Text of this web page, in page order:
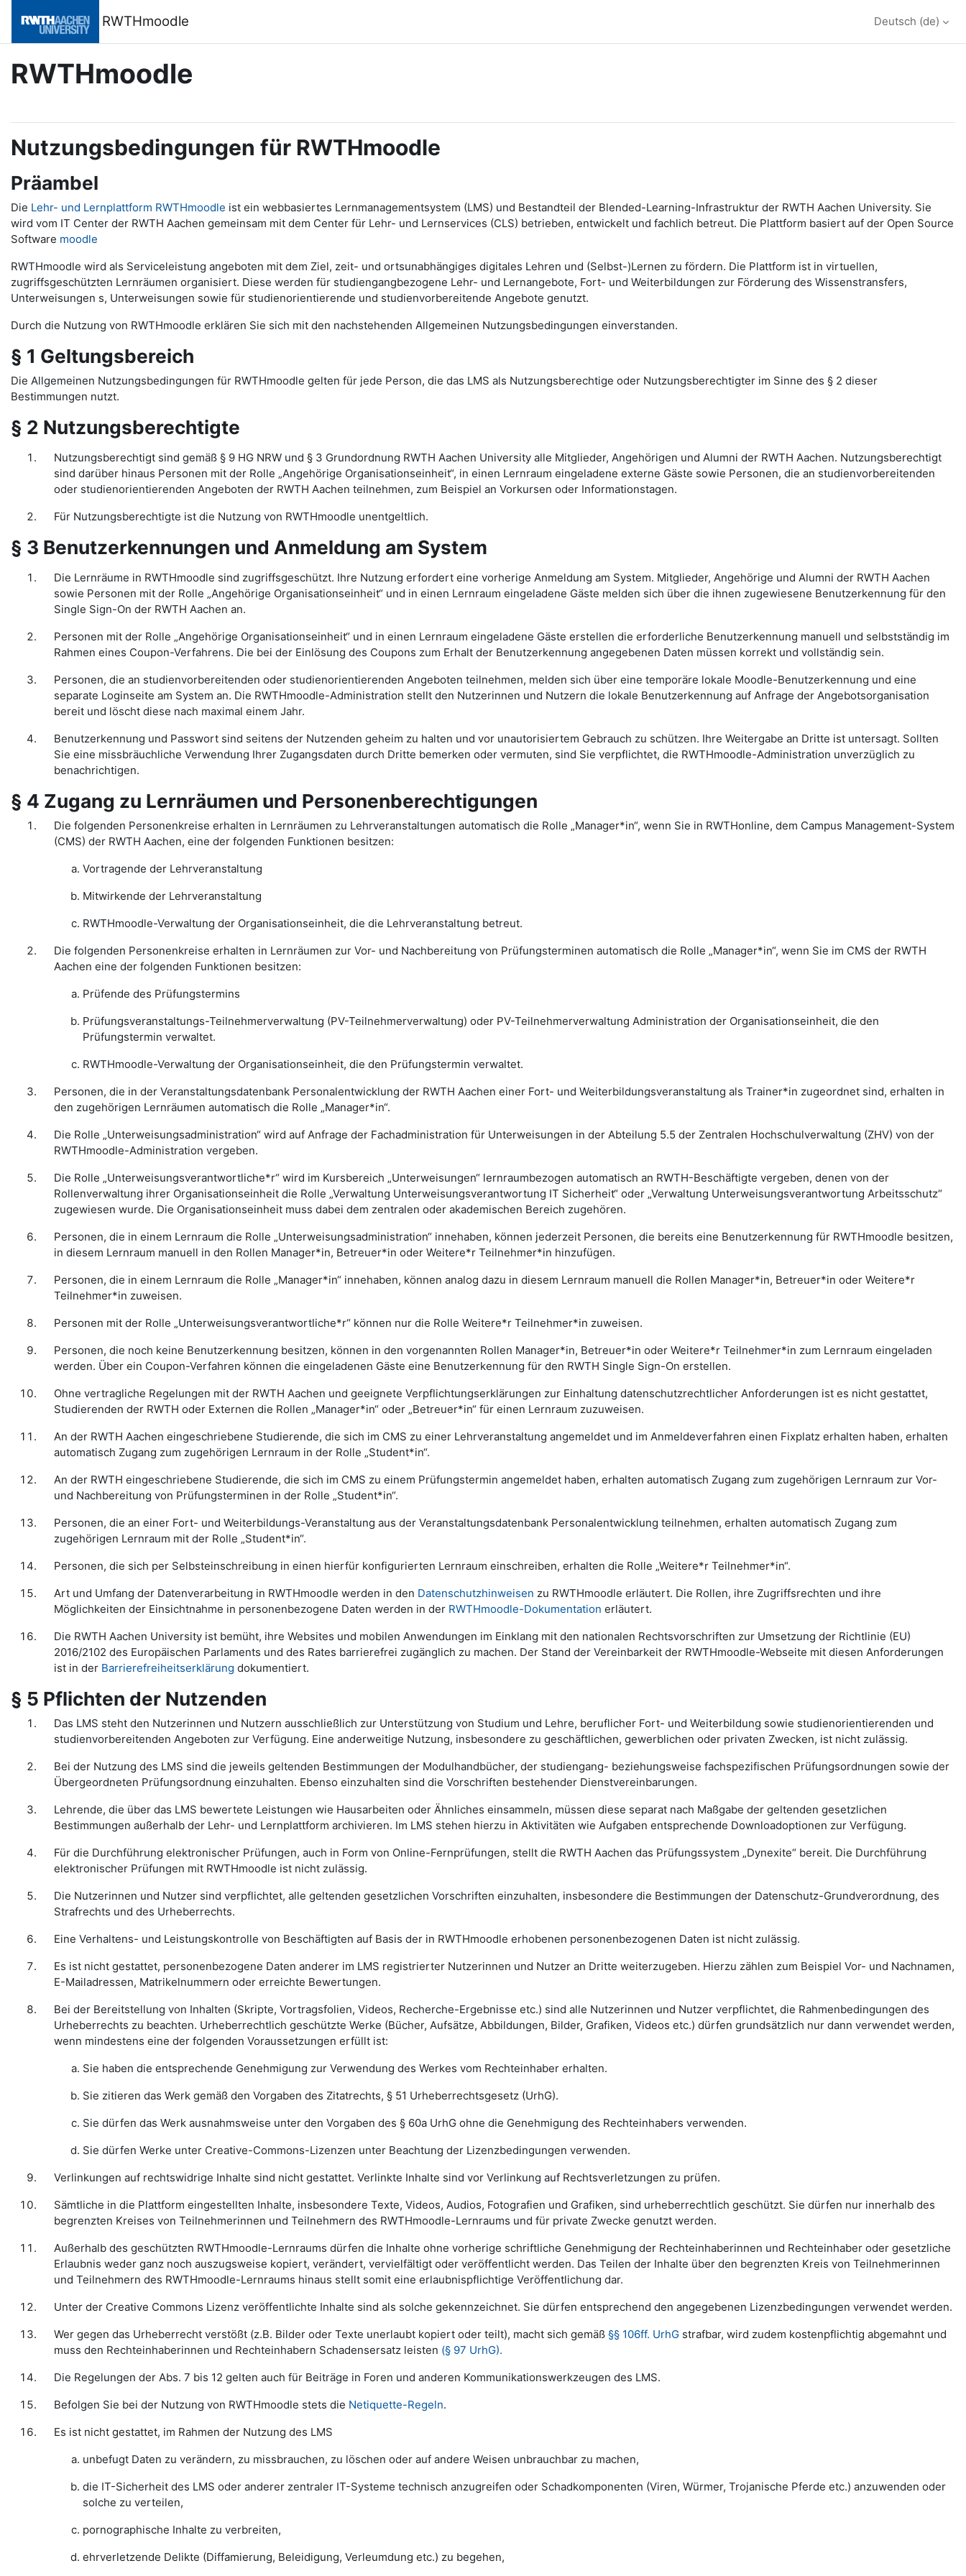
RWTHmoodle Deutsch ‎(de)‎
RWTHmoodle
Nutzungsbedingungen für RWTHmoodle
Präambel
Die Lehr- und Lernplattform RWTHmoodle ist ein webbasiertes Lernmanagementsystem (LMS) und Bestandteil der Blended-Learning-Infrastruktur der RWTH Aachen University. Sie
wird vom IT Center der RWTH Aachen gemeinsam mit dem Center für Lehr- und Lernservices (CLS) betrieben, entwickelt und fachlich betreut. Die Plattform basiert auf der Open Source
Software moodle
RWTHmoodle wird als Serviceleistung angeboten mit dem Ziel, zeit- und ortsunabhängiges digitales Lehren und (Selbst-)Lernen zu fördern. Die Plattform ist in virtuellen,
zugriffsgeschützten Lernräumen organisiert. Diese werden für studiengangbezogene Lehr- und Lernangebote, Fort- und Weiterbildungen zur Förderung des Wissenstransfers,
Unterweisungen s, Unterweisungen sowie für studienorientierende und studienvorbereitende Angebote genutzt.
Durch die Nutzung von RWTHmoodle erklären Sie sich mit den nachstehenden Allgemeinen Nutzungsbedingungen einverstanden.
§ 1 Geltungsbereich
Die Allgemeinen Nutzungsbedingungen für RWTHmoodle gelten für jede Person, die das LMS als Nutzungsberechtige oder Nutzungsberechtigter im Sinne des § 2 dieser
Bestimmungen nutzt.
§ 2 Nutzungsberechtigte
Nutzungsberechtigt sind gemäß § 9 HG NRW und § 3 Grundordnung RWTH Aachen University alle Mitglieder, Angehörigen und Alumni der RWTH Aachen. Nutzungsberechtigt
sind darüber hinaus Personen mit der Rolle „Angehörige Organisationseinheit“, in einen Lernraum eingeladene externe Gäste sowie Personen, die an studienvorbereitenden
oder studienorientierenden Angeboten der RWTH Aachen teilnehmen, zum Beispiel an Vorkursen oder Informationstagen.
Für Nutzungsberechtigte ist die Nutzung von RWTHmoodle unentgeltlich.
§ 3 Benutzerkennungen und Anmeldung am System
Die Lernräume in RWTHmoodle sind zugriffsgeschützt. Ihre Nutzung erfordert eine vorherige Anmeldung am System. Mitglieder, Angehörige und Alumni der RWTH Aachen
sowie Personen mit der Rolle „Angehörige Organisationseinheit“ und in einen Lernraum eingeladene Gäste melden sich über die ihnen zugewiesene Benutzerkennung für den
Single Sign-On der RWTH Aachen an.
Personen mit der Rolle „Angehörige Organisationseinheit“ und in einen Lernraum eingeladene Gäste erstellen die erforderliche Benutzerkennung manuell und selbstständig im
Rahmen eines Coupon-Verfahrens. Die bei der Einlösung des Coupons zum Erhalt der Benutzerkennung angegebenen Daten müssen korrekt und vollständig sein.
Personen, die an studienvorbereitenden oder studienorientierenden Angeboten teilnehmen, melden sich über eine temporäre lokale Moodle-Benutzerkennung und eine
separate Loginseite am System an. Die RWTHmoodle-Administration stellt den Nutzerinnen und Nutzern die lokale Benutzerkennung auf Anfrage der Angebotsorganisation
bereit und löscht diese nach maximal einem Jahr.
Benutzerkennung und Passwort sind seitens der Nutzenden geheim zu halten und vor unautorisiertem Gebrauch zu schützen. Ihre Weitergabe an Dritte ist untersagt. Sollten
Sie eine missbräuchliche Verwendung Ihrer Zugangsdaten durch Dritte bemerken oder vermuten, sind Sie verpflichtet, die RWTHmoodle-Administration unverzüglich zu
benachrichtigen.
§ 4 Zugang zu Lernräumen und Personenberechtigungen
Die folgenden Personenkreise erhalten in Lernräumen zu Lehrveranstaltungen automatisch die Rolle „Manager*in“, wenn Sie in RWTHonline, dem Campus Management-System
(CMS) der RWTH Aachen, eine der folgenden Funktionen besitzen:
Vortragende der Lehrveranstaltung
Mitwirkende der Lehrveranstaltung
RWTHmoodle-Verwaltung der Organisationseinheit, die die Lehrveranstaltung betreut.
Die folgenden Personenkreise erhalten in Lernräumen zur Vor- und Nachbereitung von Prüfungsterminen automatisch die Rolle „Manager*in“, wenn Sie im CMS der RWTH
Aachen eine der folgenden Funktionen besitzen:
Prüfende des Prüfungstermins
Prüfungsveranstaltungs-Teilnehmerverwaltung (PV-Teilnehmerverwaltung) oder PV-Teilnehmerverwaltung Administration der Organisationseinheit, die den
Prüfungstermin verwaltet.
RWTHmoodle-Verwaltung der Organisationseinheit, die den Prüfungstermin verwaltet.
Personen, die in der Veranstaltungsdatenbank Personalentwicklung der RWTH Aachen einer Fort- und Weiterbildungsveranstaltung als Trainer*in zugeordnet sind, erhalten in
den zugehörigen Lernräumen automatisch die Rolle „Manager*in“.
Die Rolle „Unterweisungsadministration“ wird auf Anfrage der Fachadministration für Unterweisungen in der Abteilung 5.5 der Zentralen Hochschulverwaltung (ZHV) von der
RWTHmoodle-Administration vergeben.
Die Rolle „Unterweisungsverantwortliche*r“ wird im Kursbereich „Unterweisungen“ lernraumbezogen automatisch an RWTH-Beschäftigte vergeben, denen von der
Rollenverwaltung ihrer Organisationseinheit die Rolle „Verwaltung Unterweisungsverantwortung IT Sicherheit“ oder „Verwaltung Unterweisungsverantwortung Arbeitsschutz“
zugewiesen wurde. Die Organisationseinheit muss dabei dem zentralen oder akademischen Bereich zugehören.
Personen, die in einem Lernraum die Rolle „Unterweisungsadministration“ innehaben, können jederzeit Personen, die bereits eine Benutzerkennung für RWTHmoodle besitzen,
in diesem Lernraum manuell in den Rollen Manager*in, Betreuer*in oder Weitere*r Teilnehmer*in hinzufügen.
Personen, die in einem Lernraum die Rolle „Manager*in“ innehaben, können analog dazu in diesem Lernraum manuell die Rollen Manager*in, Betreuer*in oder Weitere*r
Teilnehmer*in zuweisen.
Personen mit der Rolle „Unterweisungsverantwortliche*r“ können nur die Rolle Weitere*r Teilnehmer*in zuweisen.
Personen, die noch keine Benutzerkennung besitzen, können in den vorgenannten Rollen Manager*in, Betreuer*in oder Weitere*r Teilnehmer*in zum Lernraum eingeladen
werden. Über ein Coupon-Verfahren können die eingeladenen Gäste eine Benutzerkennung für den RWTH Single Sign-On erstellen.
Ohne vertragliche Regelungen mit der RWTH Aachen und geeignete Verpflichtungserklärungen zur Einhaltung datenschutzrechtlicher Anforderungen ist es nicht gestattet,
Studierenden der RWTH oder Externen die Rollen „Manager*in“ oder „Betreuer*in“ für einen Lernraum zuzuweisen.
An der RWTH Aachen eingeschriebene Studierende, die sich im CMS zu einer Lehrveranstaltung angemeldet und im Anmeldeverfahren einen Fixplatz erhalten haben, erhalten
automatisch Zugang zum zugehörigen Lernraum in der Rolle „Student*in“.
An der RWTH eingeschriebene Studierende, die sich im CMS zu einem Prüfungstermin angemeldet haben, erhalten automatisch Zugang zum zugehörigen Lernraum zur Vor-
und Nachbereitung von Prüfungsterminen in der Rolle „Student*in“.
Personen, die an einer Fort- und Weiterbildungs-Veranstaltung aus der Veranstaltungsdatenbank Personalentwicklung teilnehmen, erhalten automatisch Zugang zum
zugehörigen Lernraum mit der Rolle „Student*in“.
Personen, die sich per Selbsteinschreibung in einen hierfür konfigurierten Lernraum einschreiben, erhalten die Rolle „Weitere*r Teilnehmer*in“.
Art und Umfang der Datenverarbeitung in RWTHmoodle werden in den Datenschutzhinweisen zu RWTHmoodle erläutert. Die Rollen, ihre Zugriffsrechten und ihre
Möglichkeiten der Einsichtnahme in personenbezogene Daten werden in der RWTHmoodle-Dokumentation erläutert.
Die RWTH Aachen University ist bemüht, ihre Websites und mobilen Anwendungen im Einklang mit den nationalen Rechtsvorschriften zur Umsetzung der Richtlinie (EU)
2016/2102 des Europäischen Parlaments und des Rates barrierefrei zugänglich zu machen. Der Stand der Vereinbarkeit der RWTHmoodle-Webseite mit diesen Anforderungen
ist in der Barrierefreiheitserklärung dokumentiert.
§ 5 Pflichten der Nutzenden
Das LMS steht den Nutzerinnen und Nutzern ausschließlich zur Unterstützung von Studium und Lehre, beruflicher Fort- und Weiterbildung sowie studienorientierenden und
studienvorbereitenden Angeboten zur Verfügung. Eine anderweitige Nutzung, insbesondere zu geschäftlichen, gewerblichen oder privaten Zwecken, ist nicht zulässig.
Bei der Nutzung des LMS sind die jeweils geltenden Bestimmungen der Modulhandbücher, der studiengang- beziehungsweise fachspezifischen Prüfungsordnungen sowie der
Übergeordneten Prüfungsordnung einzuhalten. Ebenso einzuhalten sind die Vorschriften bestehender Dienstvereinbarungen.
Lehrende, die über das LMS bewertete Leistungen wie Hausarbeiten oder Ähnliches einsammeln, müssen diese separat nach Maßgabe der geltenden gesetzlichen
Bestimmungen außerhalb der Lehr- und Lernplattform archivieren. Im LMS stehen hierzu in Aktivitäten wie Aufgaben entsprechende Downloadoptionen zur Verfügung.
Für die Durchführung elektronischer Prüfungen, auch in Form von Online-Fernprüfungen, stellt die RWTH Aachen das Prüfungssystem „Dynexite“ bereit. Die Durchführung
elektronischer Prüfungen mit RWTHmoodle ist nicht zulässig.
Die Nutzerinnen und Nutzer sind verpflichtet, alle geltenden gesetzlichen Vorschriften einzuhalten, insbesondere die Bestimmungen der Datenschutz-Grundverordnung, des
Strafrechts und des Urheberrechts.
Eine Verhaltens- und Leistungskontrolle von Beschäftigten auf Basis der in RWTHmoodle erhobenen personenbezogenen Daten ist nicht zulässig.
Es ist nicht gestattet, personenbezogene Daten anderer im LMS registrierter Nutzerinnen und Nutzer an Dritte weiterzugeben. Hierzu zählen zum Beispiel Vor- und Nachnamen,
E-Mailadressen, Matrikelnummern oder erreichte Bewertungen.
Bei der Bereitstellung von Inhalten (Skripte, Vortragsfolien, Videos, Recherche-Ergebnisse etc.) sind alle Nutzerinnen und Nutzer verpflichtet, die Rahmenbedingungen des
Urheberrechts zu beachten. Urheberrechtlich geschützte Werke (Bücher, Aufsätze, Abbildungen, Bilder, Grafiken, Videos etc.) dürfen grundsätzlich nur dann verwendet werden,
wenn mindestens eine der folgenden Voraussetzungen erfüllt ist:
Sie haben die entsprechende Genehmigung zur Verwendung des Werkes vom Rechteinhaber erhalten.
Sie zitieren das Werk gemäß den Vorgaben des Zitatrechts, § 51 Urheberrechtsgesetz (UrhG).
Sie dürfen das Werk ausnahmsweise unter den Vorgaben des § 60a UrhG ohne die Genehmigung des Rechteinhabers verwenden.
Sie dürfen Werke unter Creative-Commons-Lizenzen unter Beachtung der Lizenzbedingungen verwenden.
Verlinkungen auf rechtswidrige Inhalte sind nicht gestattet. Verlinkte Inhalte sind vor Verlinkung auf Rechtsverletzungen zu prüfen.
Sämtliche in die Plattform eingestellten Inhalte, insbesondere Texte, Videos, Audios, Fotografien und Grafiken, sind urheberrechtlich geschützt. Sie dürfen nur innerhalb des
begrenzten Kreises von Teilnehmerinnen und Teilnehmern des RWTHmoodle-Lernraums und für private Zwecke genutzt werden.
Außerhalb des geschützten RWTHmoodle-Lernraums dürfen die Inhalte ohne vorherige schriftliche Genehmigung der Rechteinhaberinnen und Rechteinhaber oder gesetzliche
Erlaubnis weder ganz noch auszugsweise kopiert, verändert, vervielfältigt oder veröffentlicht werden. Das Teilen der Inhalte über den begrenzten Kreis von Teilnehmerinnen
und Teilnehmern des RWTHmoodle-Lernraums hinaus stellt somit eine erlaubnispflichtige Veröffentlichung dar.
Unter der Creative Commons Lizenz veröffentlichte Inhalte sind als solche gekennzeichnet. Sie dürfen entsprechend den angegebenen Lizenzbedingungen verwendet werden.
Wer gegen das Urheberrecht verstößt (z.B. Bilder oder Texte unerlaubt kopiert oder teilt), macht sich gemäß§§ 106ff. UrhG strafbar, wird zudem kostenpflichtig abgemahnt und
muss den Rechteinhaberinnen und Rechteinhabern Schadensersatz leisten (§ 97 UrhG).
Die Regelungen der Abs. 7 bis 12 gelten auch für Beiträge in Foren und anderen Kommunikationswerkzeugen des LMS.
Befolgen Sie bei der Nutzung von RWTHmoodle stets die Netiquette-Regeln.
Es ist nicht gestattet, im Rahmen der Nutzung des LMS
unbefugt Daten zu verändern, zu missbrauchen, zu löschen oder auf andere Weisen unbrauchbar zu machen,
die IT-Sicherheit des LMS oder anderer zentraler IT-Systeme technisch anzugreifen oder Schadkomponenten (Viren, Würmer, Trojanische Pferde etc.) anzuwenden oder
solche zu verteilen,
pornographische Inhalte zu verbreiten,
ehrverletzende Delikte (Diffamierung, Beleidigung, Verleumdung etc.) zu begehen,